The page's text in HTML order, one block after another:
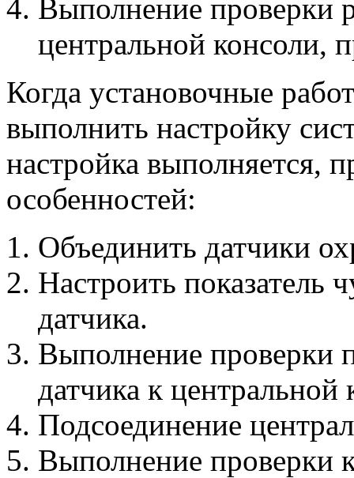
Выполнение проверки
центральной консоли,
Когда установочные
выполнить настройку
настройка выполняется,
особенностей:
Объединить датчики
Настроить показатель
датчика.
Выполнение проверки
датчика к центральной
Подсоединение
Выполнение проверки